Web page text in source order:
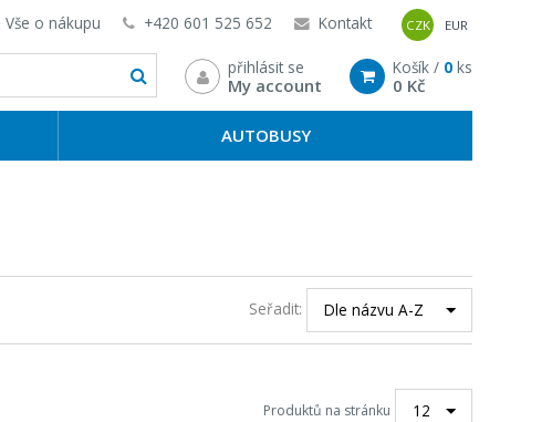
CZK EUR
Vše o nákupu +420 601 525 652 Kontakt
přihlásit se
My account
Košík / 0 ks
0 Kč
AUTOBUSY
Seřadit: Dle názvu A-Z
Produktů na stránku 12